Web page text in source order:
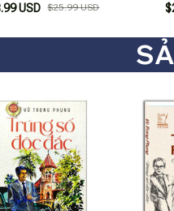
USD
$25.99 USD